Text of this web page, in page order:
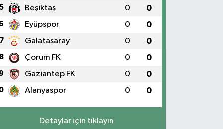
5 Beşiktaş 0 0
Eyüpspor 0 0
7 Galatasaray 0 0
8 Çorum FK 0 0
Gaziantep FK 0 0
Alanyaspor 0 0
Detaylar için tıklayın